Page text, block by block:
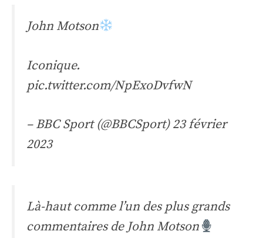
John Motson
Iconique.
pic.twitter.com/NpExoDvfwN
– BBC Sport (@BBCSport)23 février
2023
Là-haut comme l’un des plus grands
commentaires de John Motson